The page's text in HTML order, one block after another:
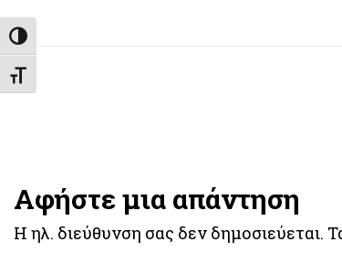
Εναλλαγή Υψηλής Αντίθεσης
Εναλλαγή Μεγέθους Γραμμάτων
Αφήστε μια απάντηση
Η ηλ. διεύθυνση σας δεν δημοσιεύεται.